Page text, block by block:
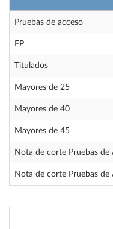
Pruebas de acceso
FP
Titulados
Mayores de 25
Mayores de 40
Mayores de 45
Nota de corte Pruebas
Nota de corte Pruebas